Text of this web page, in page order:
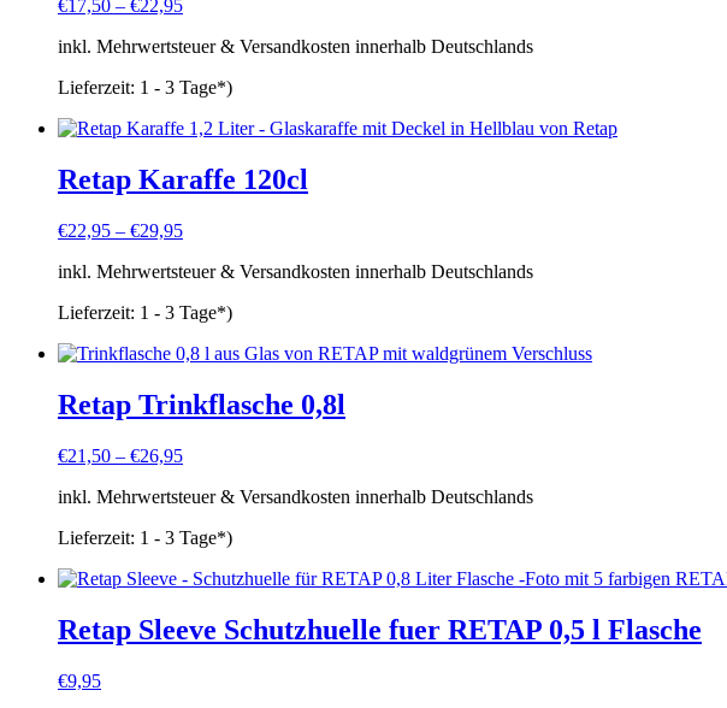
€17,50 – €22,95
inkl. Mehrwertsteuer & Versandkosten innerhalb Deutschlands
Lieferzeit: 1 - 3 Tage*)
Retap Karaffe 120cl
€22,95 – €29,95
inkl. Mehrwertsteuer & Versandkosten innerhalb Deutschlands
Lieferzeit: 1 - 3 Tage*)
Retap Trinkflasche 0,8l
€21,50 – €26,95
inkl. Mehrwertsteuer & Versandkosten innerhalb Deutschlands
Lieferzeit: 1 - 3 Tage*)
Retap Sleeve Schutzhuelle fuer RETAP 0,5 l Flasche
€9,95